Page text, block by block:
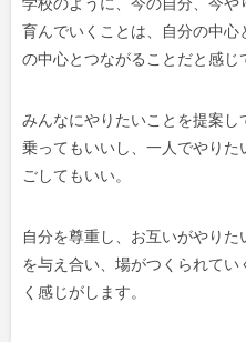
育んでいくことは、自分の中
の中心とつながることだと感じ
みんなにやりたいことを提案
乗ってもいいし、一人でやりた
ごしてもいい。
自分を尊重し、お互いがやり
を与え合い、場がつくられて
く感じがします。